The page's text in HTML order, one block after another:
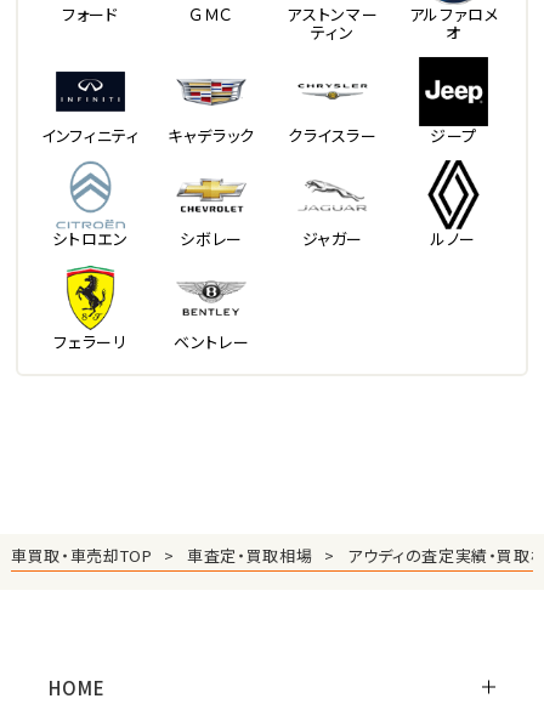
フォード ＧＭＣ アストンマー
ティン
アルファロメ
オ
インフィニティ キャデラック クライスラー ジープ
シトロエン シボレー ジャガー ルノー
フェラーリ ベントレー
車買取・車売却TOP 車査定・買取相場 アウディの査定実績・買取
HOME